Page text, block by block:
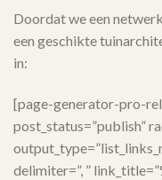
Doordat we een
een geschikte
in:
[page-generator-pro-
post_status=”publish”
delimiter=”, ”